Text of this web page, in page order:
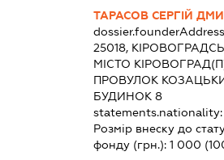
ТАРАСОВ СЕРГІЙ
dossier.founderAddress
25018,
МІСТО
ПРОВУЛОК
БУДИНОК 8
statements.nationality:
Розмір внеску до
фонду (грн.): 1 000